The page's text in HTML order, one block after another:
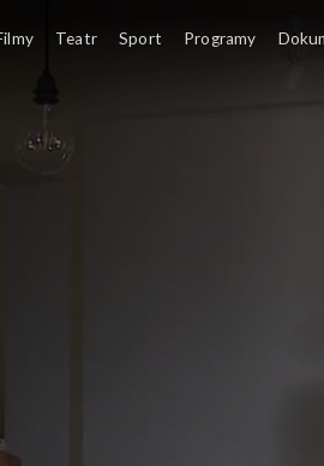
Teatr Sport Programy